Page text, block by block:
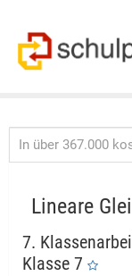
Lineare
7.
Klasse 7